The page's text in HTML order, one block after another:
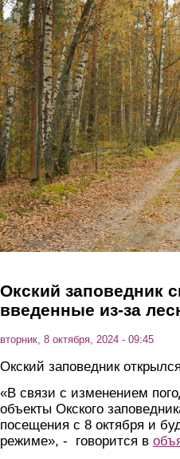
Перейти к основному содержанию
Окский заповедник
введенные из-за
вторник, 8 октября, 2024 - 09:45
Окский заповедник
«В связи с изменением
объекты Окского
посещения с 8 октября и
режиме», - говорится в